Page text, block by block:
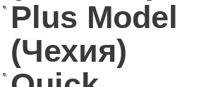
Plus Model
(Чехия)